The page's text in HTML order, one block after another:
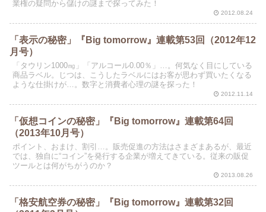
業権の疑問から儲けの謎まで探ってみた！
2012.08.24
「表示の秘密」『Big tomorrow』連載第53回（2012年12
月号）
「タウリン1000㎎」「アルコール0.00％」…。何気なく目にしている
商品ラベル。じつは、こうしたラベルにはお客が思わず買いたくなる
ような仕掛けが…。数字と消費者心理の謎を探った！
2012.11.14
「仮想コインの秘密」『Big tomorrow』連載第64回
（2013年10月号）
ポイント、おまけ、割引…。販売促進の方法はさまざまあるが、最近
では、独自に“コイン”を発行する企業が増えてきている。従来の販促
ツールとは何がちがうのか？
2013.08.26
「格安航空券の秘密」『Big tomorrow』連載第32回